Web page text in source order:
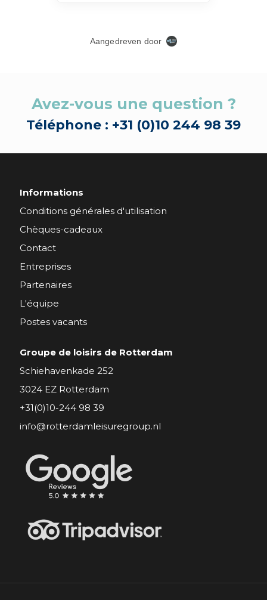
Avez-vous une question ?
Téléphone : +31 (0)10 244 98 39
Informations
Conditions générales d'utilisation
Chèques-cadeaux
Contact
Entreprises
Partenaires
L'équipe
Postes vacants
Groupe de loisirs de Rotterdam
Schiehavenkade 252
3024 EZ Rotterdam
+31(0)10-244 98 39
info@rotterdamleisuregroup.nl